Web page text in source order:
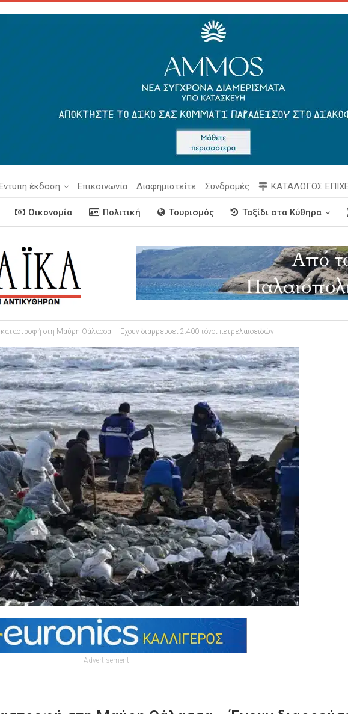
έκδοση Επικοινωνία Διαφημιστείτε Συνδρομές ΚΑΤΑΛΟΓΟΣ
Οικονομία Πολιτική Τουρισμός Ταξίδι στα Κύθηρα
στη Μαύρη Θάλασσα – Έχουν διαρρεύσει 2.400 τόνοι πετρελαιοειδών
Advertisement